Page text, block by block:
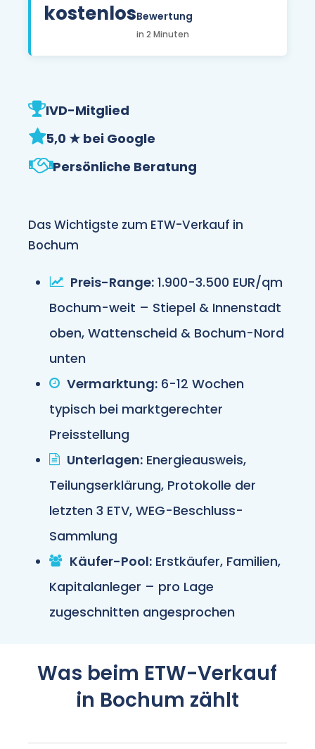
kostenlosBewertung
in 2 Minuten
IVD-Mitglied
5,0 ★ bei Google
Persönliche Beratung
Das Wichtigste zum ETW-Verkauf in
Bochum
Preis-Range: 1.900-3.500 EUR/qm
Bochum-weit – Stiepel & Innenstadt
oben, Wattenscheid & Bochum-Nord
unten
Vermarktung: 6-12 Wochen
typisch bei marktgerechter
Preisstellung
Unterlagen: Energieausweis,
Teilungserklärung, Protokolle der
letzten 3 ETV, WEG-Beschluss-
Sammlung
Käufer-Pool: Erstkäufer, Familien,
Kapitalanleger – pro Lage
zugeschnitten angesprochen
Was beim ETW-Verkauf
in Bochum zählt